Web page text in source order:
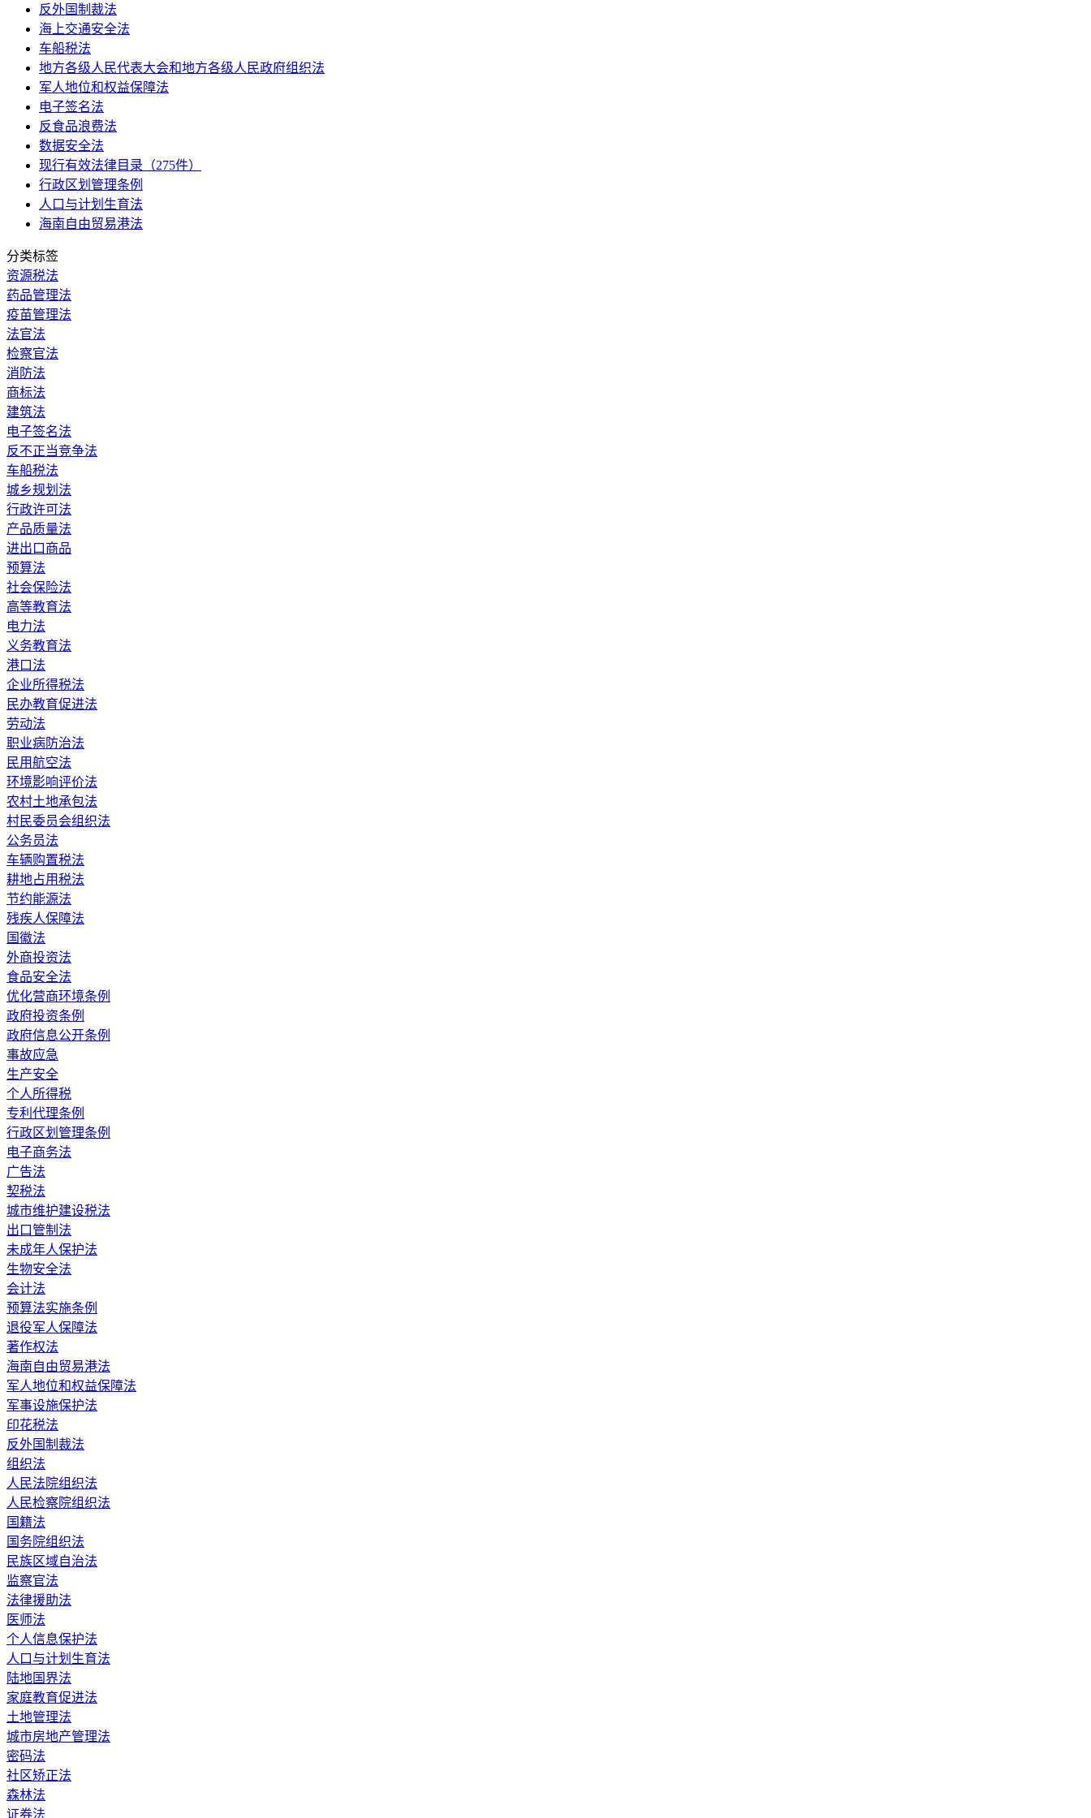
反外国制裁法
海上交通安全法
车船税法
地方各级人民代表大会和地方各级人民政府组织法
军人地位和权益保障法
电子签名法
反食品浪费法
数据安全法
现行有效法律目录（275件）
行政区划管理条例
人口与计划生育法
海南自由贸易港法
分类标签
资源税法
药品管理法
疫苗管理法
法官法
检察官法
消防法
商标法
建筑法
电子签名法
反不正当竞争法
车船税法
城乡规划法
行政许可法
产品质量法
进出口商品
预算法
社会保险法
高等教育法
电力法
义务教育法
港口法
企业所得税法
民办教育促进法
劳动法
职业病防治法
民用航空法
环境影响评价法
农村土地承包法
村民委员会组织法
公务员法
车辆购置税法
耕地占用税法
节约能源法
残疾人保障法
国徽法
外商投资法
食品安全法
优化营商环境条例
政府投资条例
政府信息公开条例
事故应急
生产安全
个人所得税
专利代理条例
行政区划管理条例
电子商务法
广告法
契税法
城市维护建设税法
出口管制法
未成年人保护法
生物安全法
会计法
预算法实施条例
退役军人保障法
著作权法
海南自由贸易港法
军人地位和权益保障法
军事设施保护法
印花税法
反外国制裁法
组织法
人民法院组织法
人民检察院组织法
国籍法
国务院组织法
民族区域自治法
监察官法
法律援助法
医师法
个人信息保护法
人口与计划生育法
陆地国界法
家庭教育促进法
土地管理法
城市房地产管理法
密码法
社区矫正法
森林法
证券法